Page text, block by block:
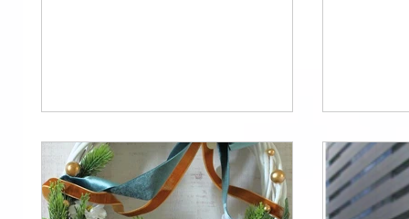
な感性の
を大切に
しい素
フィシャ